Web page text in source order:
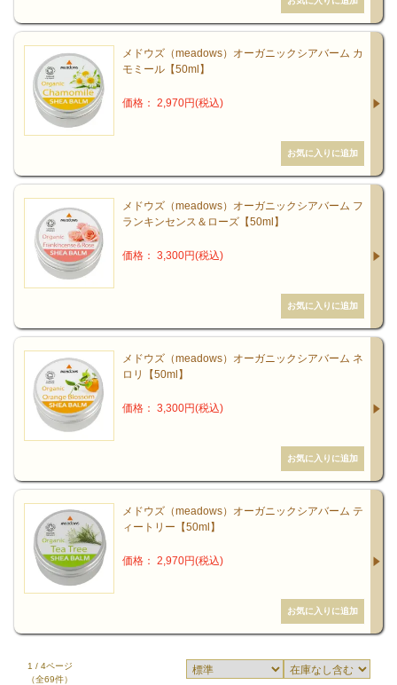
メドウズ（meadows）オーガニックシアバーム カ
モミール【50ml】
価格： 2,970円(税込)
メドウズ（meadows）オーガニックシアバーム フ
ランキンセンス＆ローズ【50ml】
価格： 3,300円(税込)
メドウズ（meadows）オーガニックシアバーム ネ
ロリ【50ml】
価格： 3,300円(税込)
メドウズ（meadows）オーガニックシアバーム テ
ィートリー【50ml】
価格： 2,970円(税込)
1 / 4ページ
（全69件）